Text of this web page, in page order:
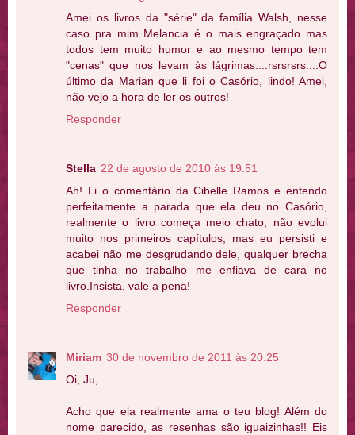
Amei os livros da "série" da família Walsh, nesse
caso pra mim Melancia é o mais engraçado mas
todos tem muito humor e ao mesmo tempo tem
"cenas" que nos levam às lágrimas....rsrsrsrs....O
último da Marian que li foi o Casório, lindo! Amei,
não vejo a hora de ler os outros!
Responder
Stella 22 de agosto de 2010 às 19:51
Ah! Li o comentário da Cibelle Ramos e entendo
perfeitamente a parada que ela deu no Casório,
realmente o livro começa meio chato, não evolui
muito nos primeiros capítulos, mas eu persisti e
acabei não me desgrudando dele, qualquer brecha
que tinha no trabalho me enfiava de cara no
livro.Insista, vale a pena!
Responder
Miriam 30 de novembro de 2011 às 20:25
Oi, Ju,
Acho que ela realmente ama o teu blog! Além do
nome parecido, as resenhas são iguaizinhas!! Eis